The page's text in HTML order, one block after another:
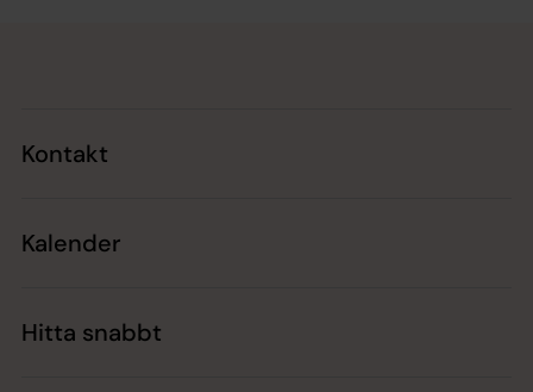
Kontakt
Kalender
Hitta snabbt